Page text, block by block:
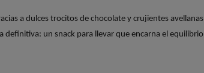
a dulces trocitos de chocolate y crujientes avellanas
definitiva: un snack para llevar que encarna el equilibrio